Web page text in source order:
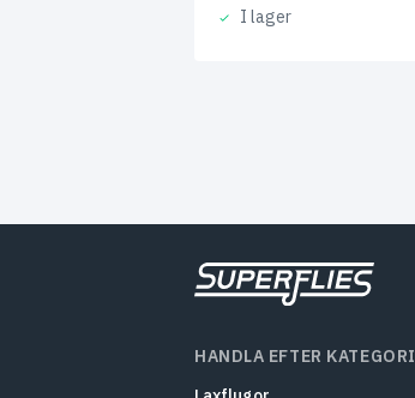
I lager
HANDLA EFTER KATEGORI